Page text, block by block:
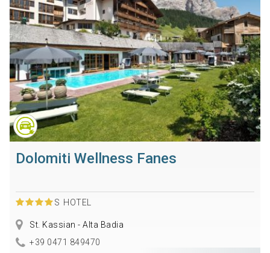
Dolomiti Wellness Fanes
S HOTEL
St. Kassian - Alta Badia
+39 0471 849470